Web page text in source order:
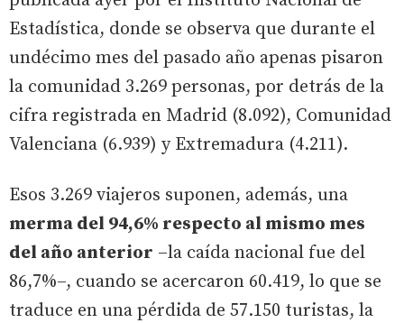
Estadística, donde se observa que durante el
undécimo mes del pasado año apenas pisaron
la comunidad 3.269 personas, por detrás de la
cifra registrada en Madrid (8.092), Comunidad
Valenciana (6.939) y Extremadura (4.211).
Esos 3.269 viajeros suponen, además, una
merma del 94,6% respecto al mismo mes
del año anterior –la caída nacional fue del
86,7%–, cuando se acercaron 60.419, lo que se
traduce en una pérdida de 57.150 turistas, la